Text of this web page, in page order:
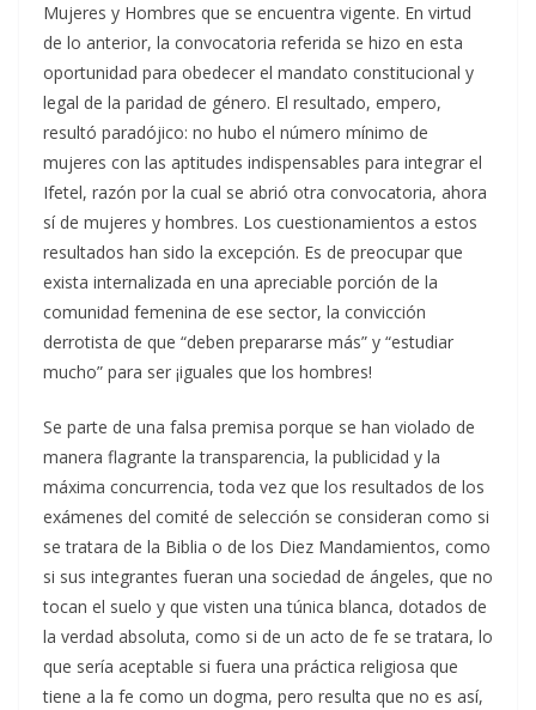
Mujeres y Hombres que se encuentra vigente. En virtud
de lo anterior, la convocatoria referida se hizo en esta
oportunidad para obedecer el mandato constitucional y
legal de la paridad de género. El resultado, empero,
resultó paradójico: no hubo el número mínimo de
mujeres con las aptitudes indispensables para integrar el
Ifetel, razón por la cual se abrió otra convocatoria, ahora
sí de mujeres y hombres. Los cuestionamientos a estos
resultados han sido la excepción. Es de preocupar que
exista internalizada en una apreciable porción de la
comunidad femenina de ese sector, la convicción
derrotista de que “deben prepararse más” y “estudiar
mucho” para ser ¡iguales que los hombres!
Se parte de una falsa premisa porque se han violado de
manera flagrante la transparencia, la publicidad y la
máxima concurrencia, toda vez que los resultados de los
exámenes del comité de selección se consideran como si
se tratara de la Biblia o de los Diez Mandamientos, como
si sus integrantes fueran una sociedad de ángeles, que no
tocan el suelo y que visten una túnica blanca, dotados de
la verdad absoluta, como si de un acto de fe se tratara, lo
que sería aceptable si fuera una práctica religiosa que
tiene a la fe como un dogma, pero resulta que no es así,